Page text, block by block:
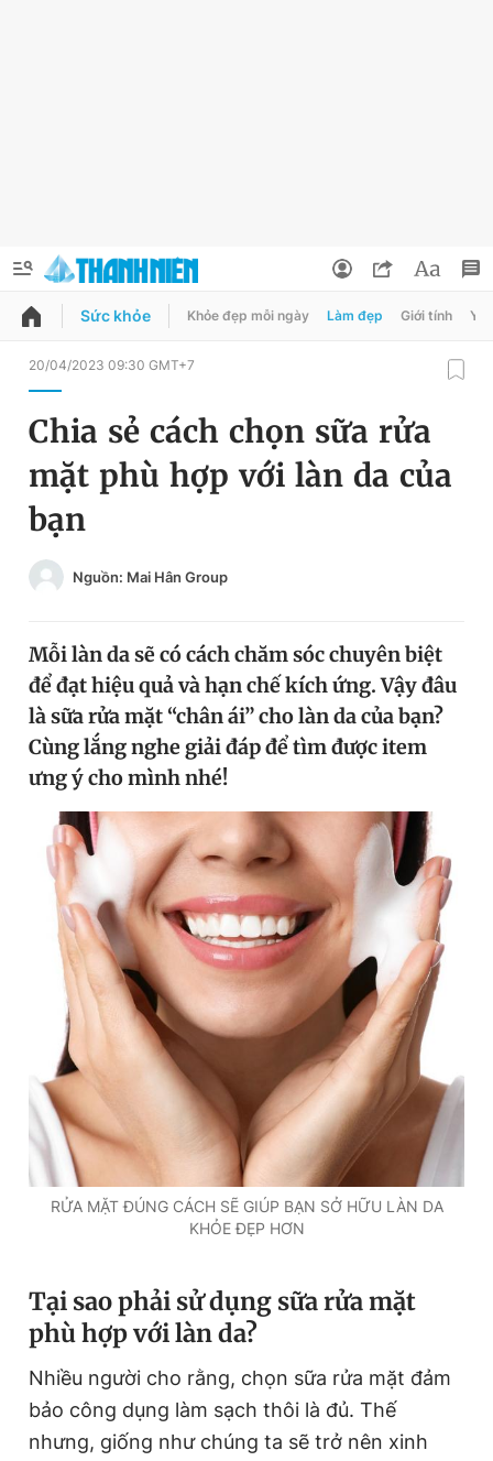
QUẢNG CÁO ĐẶT BÁO
Chuyên mục
Chuyên mục khác
Chào ngày mới
Tin thị trường
Video Magazine
Sản phẩm khác
Tiện ích Bạn cần biết
Thông tin tòa soạn Liên hệ quảng cáo
Đọc Thanh Niên trên điện thoại
Theo dõi báo trên
Liên hệ quảng cáo
Đặt báo Quảng cáo RSS Tòa soạn Chính sách bảo
Phó tổng biên tập thường trực: Hải Thành
Phó tổng biên tập: Lâm Hiếu Dũng
Phó tổng biên tập: Trần Việt Hưng
Tổng thư ký tòa soạn: Đức Trung
Đổi mật khẩu
Tin đã lưu
Sức khỏe Khỏe đẹp mỗi ngày Làm đẹp Giới tính Y
20/04/2023 09:30 GMT+7
Chia sẻ cách chọn sữa rửa
mặt phù hợp với làn da của
bạn
Nguồn: Mai Hân Group
Mỗi làn da sẽ có cách chăm sóc chuyên biệt
để đạt hiệu quả và hạn chế kích ứng. Vậy đâu
là sữa rửa mặt “chân ái” cho làn da của bạn?
Cùng lắng nghe giải đáp để tìm được item
ưng ý cho mình nhé!
RỬA MẶT ĐÚNG CÁCH SẼ GIÚP BẠN SỞ HỮU LÀN DA
KHỎE ĐẸP HƠN
Tại sao phải sử dụng sữa rửa mặt
phù hợp với làn da?
Nhiều người cho rằng, chọn sữa rửa mặt đảm
bảo công dụng làm sạch thôi là đủ. Thế
nhưng, giống như chúng ta sẽ trở nên xinh